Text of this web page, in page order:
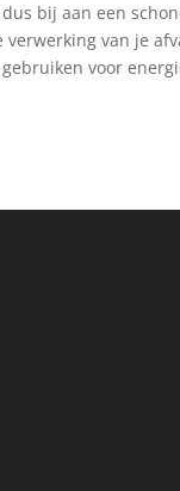
bij aan een
van je
voor